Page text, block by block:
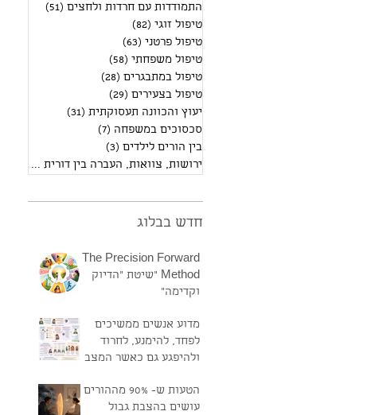
התמודדות עם חרדות ולחצים (51)
טיפול זוגי (82)
טיפול פרטני (63)
טיפול משפחתי (58)
טיפול במתבגרים (28)
טיפול בצעירים (29)
יעוץ והכוונה תעסוקתית (31)
סכסוכים במשפחה (7)
בין הורים לילדים (3)
ירושות, צוואות, העברה בין דורית (2)
חדש בבלוג
The Precision Forward
Method "שיטת "הדיוק
וקדימה"
מדוע אנשים ממשיכים
לפחד, להימנע, לחרוד
ולהיפגע גם כאשר המצב
הטעות ש- 90% מההורים
עושים בהצבת גבול